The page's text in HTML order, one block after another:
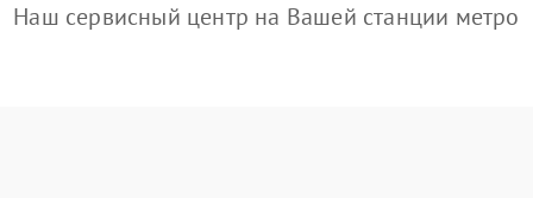
Наш сервисный центр на Вашей станции метро